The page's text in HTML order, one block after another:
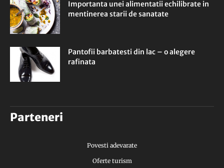
Importanta unei alimentatii echilibrate in
mentinerea starii de sanatate
Pantofii barbatesti din lac – o alegere
rafinata
Parteneri
Povesti adevarate
Oferte turism